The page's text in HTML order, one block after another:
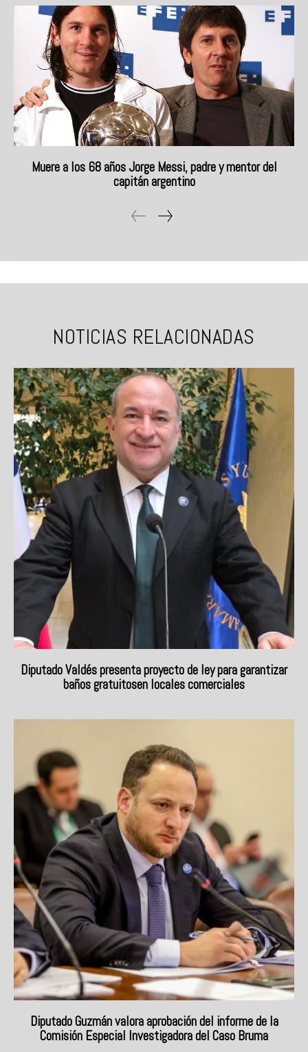
Muere a los 68 años Jorge Messi, padre y mentor del
capitán argentino
NOTICIAS RELACIONADAS
Diputado Valdés presenta proyecto de ley para garantizar
baños gratuitosen locales comerciales
Diputado Guzmán valora aprobación del informe de la
Comisión Especial Investigadora del Caso Bruma